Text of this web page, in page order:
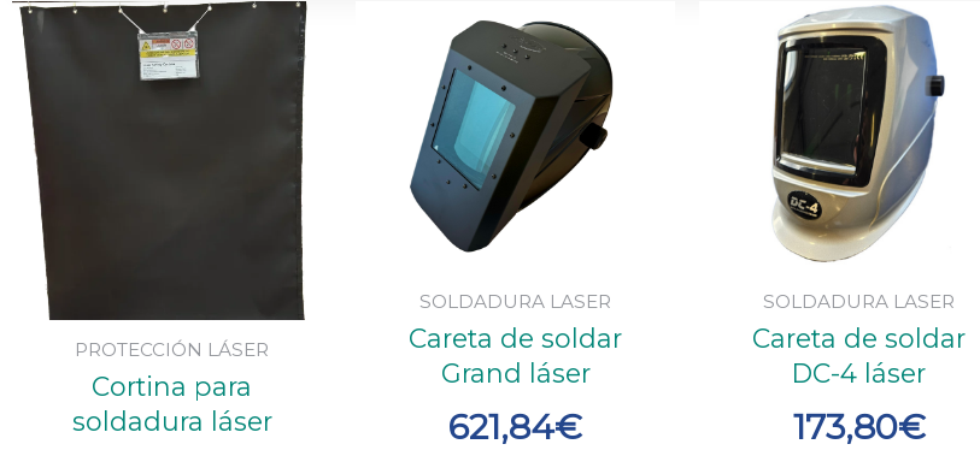
PROTECCIÓN LÁSER
Cortina para
soldadura láser
Rango
precios:
desde
723,04€
hasta
902,58€
SOLDADURA LASER
Careta de soldar
Grand láser
621,84€
SOLDADURA LASER
Careta de soldar
DC-4 láser
173,80€